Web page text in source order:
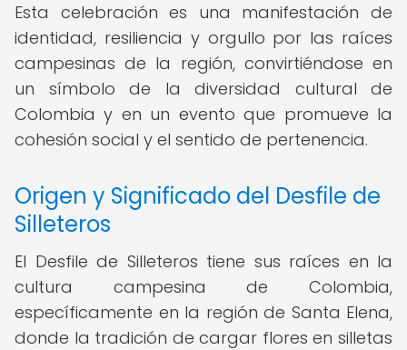
Esta celebración es una manifestación de
identidad, resiliencia y orgullo por las raíces
campesinas de la región, convirtiéndose en
un símbolo de la diversidad cultural de
Colombia y en un evento que promueve la
cohesión social y el sentido de pertenencia.
Origen y Significado del Desfile de
Silleteros
El Desfile de Silleteros tiene sus raíces en la
cultura campesina de Colombia,
específicamente en la región de Santa Elena,
donde la tradición de cargar flores en silletas